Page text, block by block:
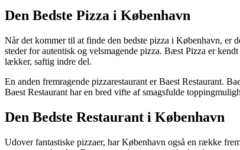
Den Bedste Pizza i København
Når det kommer til at finde den bedste pizza i København, er
steder for autentisk og velsmagende pizza. Bæst Pizza er
lækker, saftig indre del.
En anden fremragende pizzarestaurant er Baest Restaurant.
Baest Restaurant har en bred vifte af smagsfulde
Den Bedste Restaurant i København
Udover fantastiske pizzaer, har København også en række